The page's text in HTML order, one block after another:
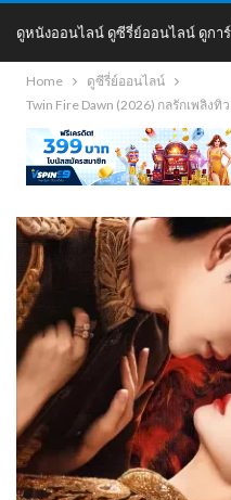
ดูหนังออนไลน์ ดูซีรี่ย์ออนไลน์ ดูการ์
DoDoNung
Home
ดูซีรี่ย์ออนไลน์
Twin Fire Dawn (2026) กลรักเพลิงทิ